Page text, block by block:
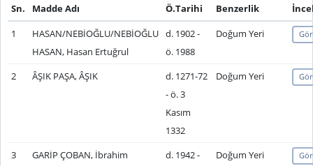
Sn. Madde Adı
Ö.Tarihi
Benzerlik
1
HASAN/NEBİOĞLU/NEBİOĞLU
HASAN, Hasan Ertuğrul
d. 1902 -
ö. 1988
Doğum Yeri
2 ÂŞIK PAŞA, ÂŞIK
d. 1271-72
- ö. 3
Kasım
1332
Doğum Yeri
3
GARİP ÇOBAN, İbrahim
d. 1942 -
Doğum Yeri